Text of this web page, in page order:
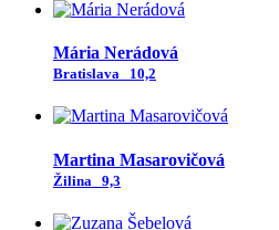
Mária Nerádová
Bratislava 10,2
Martina Masarovičová
Žilina 9,3